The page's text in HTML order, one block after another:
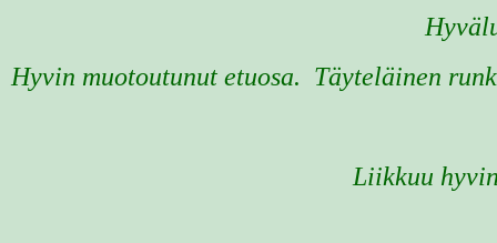
Hyvin muotoutunut etuosa. Täyteläinen
Liikkuu